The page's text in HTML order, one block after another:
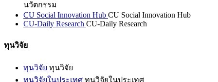
นวัตกรรม
CU Social Innovation Hub CU Social Innovation Hub
CU-Daily Research CU-Daily Research
ทุนวิจัย
ทุนวิจัย ทุนวิจัย
ทุนวิจัยในประเทศ ทุนวิจัยในประเทศ